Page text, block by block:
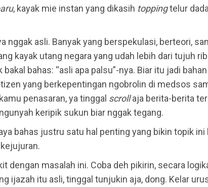
, kayak mie instan yang dikasih toppingtelur
nggak asli. Banyak yang berspekulasi, berteori,
kayak utang negara yang udah lebih dari tujuh
bakal bahas: “asli apa palsu”-nya. Biar itu jadi
yang berkepentingan ngobrolin di medsos
penasaran, ya tinggal scrollaja berita-berita
keripik sukun biar nggak tegang.
bahas justru satu hal penting yang bikin topik ini
dengan masalah ini. Coba deh pikirin, secara
ijazah itu asli, tinggal tunjukin aja, dong. Kelar